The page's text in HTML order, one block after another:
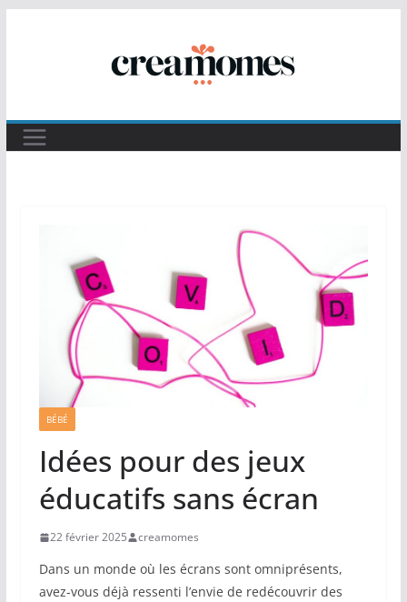
BÉBÉ
Idées pour des jeux
éducatifs sans écran
22 février 2025 creamomes
Dans un monde où les écrans sont omniprésents,
avez-vous déjà ressenti l’envie de redécouvrir des